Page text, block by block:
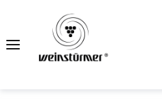
Zum Hauptinhalt springen